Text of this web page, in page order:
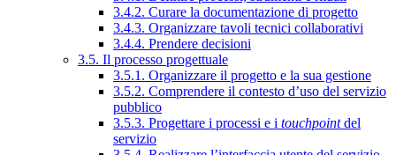
3.4.2. Curare la documentazione di progetto
3.4.3. Organizzare tavoli tecnici collaborativi
3.4.4. Prendere decisioni
3.5. Il processo progettuale
3.5.1. Organizzare il progetto e la sua gestione
3.5.2. Comprendere il contesto d’uso del servizio
pubblico
3.5.3. Progettare i processi e i touchpointdel
servizio